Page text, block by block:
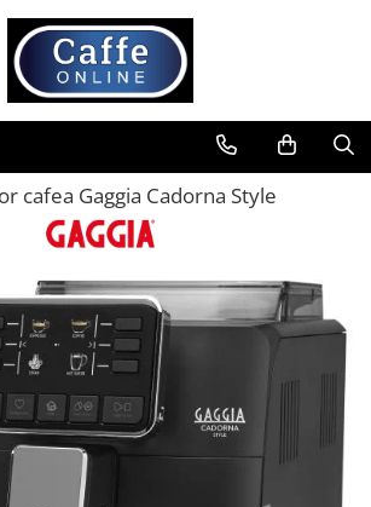
cafea Gaggia Cadorna Style